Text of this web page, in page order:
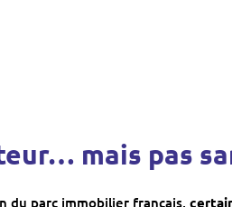
mais pas
du parc immobilier français,